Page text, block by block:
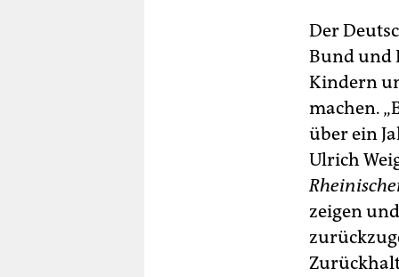
Der
Bund und
Kindern
machen.
über ein
Ulrich
zeigen